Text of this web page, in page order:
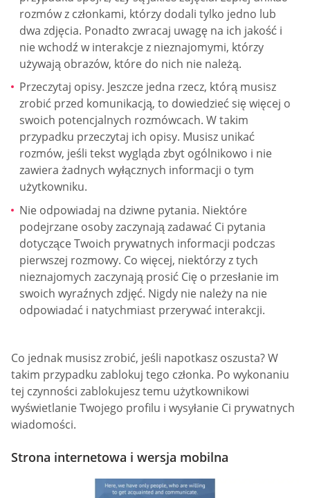
rozmów z członkami, którzy dodali tylko jedno lub
dwa zdjęcia. Ponadto zwracaj uwagę na ich jakość i
nie wchodź w interakcje z nieznajomymi, którzy
używają obrazów, które do nich nie należą.
Przeczytaj opisy. Jeszcze jedna rzecz, którą musisz
zrobić przed komunikacją, to dowiedzieć się więcej o
swoich potencjalnych rozmówcach. W takim
przypadku przeczytaj ich opisy. Musisz unikać
rozmów, jeśli tekst wygląda zbyt ogólnikowo i nie
zawiera żadnych wyłącznych informacji o tym
użytkowniku.
Nie odpowiadaj na dziwne pytania. Niektóre
podejrzane osoby zaczynają zadawać Ci pytania
dotyczące Twoich prywatnych informacji podczas
pierwszej rozmowy. Co więcej, niektórzy z tych
nieznajomych zaczynają prosić Cię o przesłanie im
swoich wyraźnych zdjęć. Nigdy nie należy na nie
odpowiadać i natychmiast przerywać interakcji.
Co jednak musisz zrobić, jeśli napotkasz oszusta? W
takim przypadku zablokuj tego członka. Po wykonaniu
tej czynności zablokujesz temu użytkownikowi
wyświetlanie Twojego profilu i wysyłanie Ci prywatnych
wiadomości.
Strona internetowa i wersja mobilna